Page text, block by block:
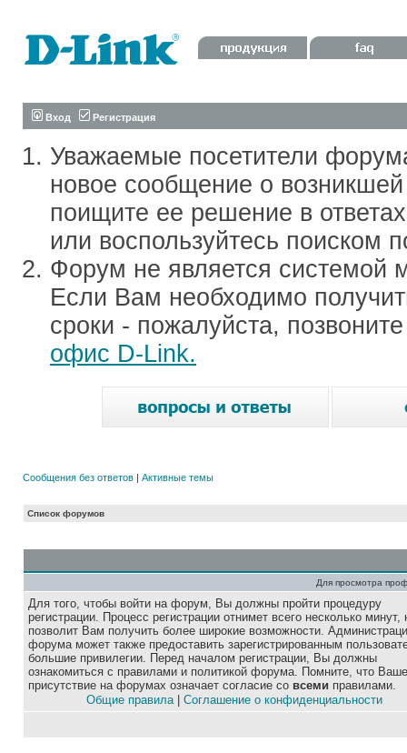
Вход Регистрация
Уважаемые посетители
новое сообщение о
поищите ее решение в
или воспользуйтесь поиском
Форум не является системой
Если Вам необходимо
сроки - пожалуйста,
офис D-Link.
Сообщения без ответов | Активные темы
Список форумов
Для просмотра
Для того, чтобы войти на форум, Вы должны пройти процедуру
регистрации. Процесс регистрации отнимет всего несколько минут,
позволит Вам получить более широкие возможности.
форума может также предоставить зарегистрированным
большие привилегии. Перед началом регистрации, Вы должны
ознакомиться с правилами и политикой форума. Помните, что Ваше
присутствие на форумах означает согласие со всеми правилами.
Общие правила| Соглашение о конфиденциальности